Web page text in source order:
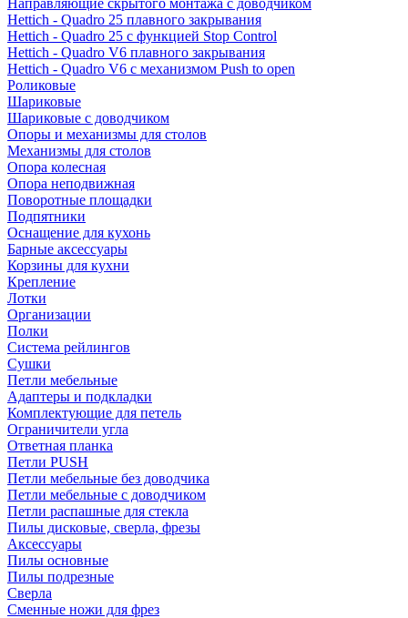
Направляющие скрытого монтажа с доводчиком
Hettich - Quadro 25 плавного закрывания
Hettich - Quadro 25 с функцией Stop Control
Hettich - Quadro V6 плавного закрывания
Hettich - Quadro V6 с механизмом Push to open
Роликовые
Шариковые
Шариковые с доводчиком
Опоры и механизмы для столов
Механизмы для столов
Опора колесная
Опора неподвижная
Поворотные площадки
Подпятники
Оснащение для кухонь
Барные аксессуары
Корзины для кухни
Крепление
Лотки
Организации
Полки
Система рейлингов
Сушки
Петли мебельные
Адаптеры и подкладки
Комплектующие для петель
Ограничители угла
Ответная планка
Петли PUSH
Петли мебельные без доводчика
Петли мебельные с доводчиком
Петли распашные для стекла
Пилы дисковые, сверла, фрезы
Аксессуары
Пилы основные
Пилы подрезные
Сверла
Сменные ножи для фрез